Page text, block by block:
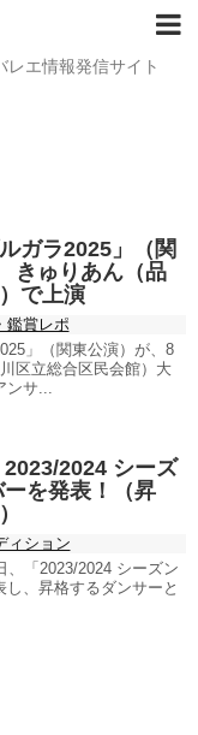
エ情報発信サイト
ガラ2025」（関
きゅりあん（品
で上演
鑑賞レポ
」（関東公演）が、8
区立総合区民会館）大
サ...
2024 シーズ
を発表！（昇
ィション
、「2023/2024 シーズン
、昇格するダンサーと